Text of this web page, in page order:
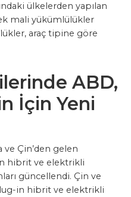
ülkelerden yapılan
mali yükümlülükler
araç tipine göre
ABD,
İçin Yeni
ve Çin’den gelen
hibrit ve elektrikli
güncellendi. Çin ve
in hibrit ve elektrikli